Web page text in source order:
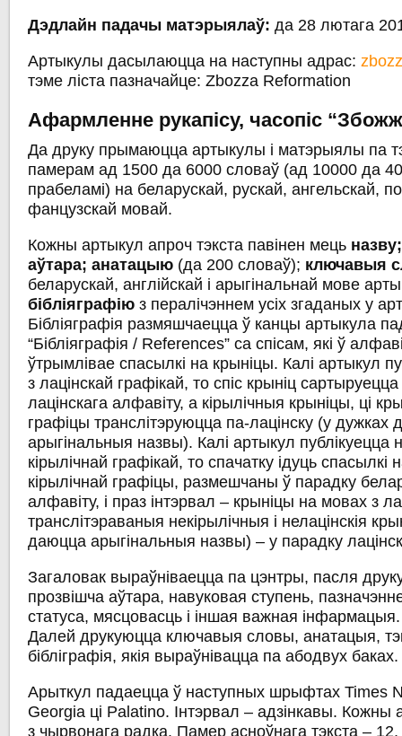
Дэдлайн падачы матэрыялаў:да 28 лютага
Артыкулы дасылаюцца на наступны адрас:
тэме ліста пазначайце: Zbozza Reformation
Афармленне рукапісу, часопіс
Да друку прымаюцца артыкулы і матэрыялы па
памерам ад 1500 да 6000 словаў (ад 10000 да
прабеламі) на беларускай, рускай, ангельскай,
фанцузскай мовай.
Кожны артыкул апроч тэкста павінен мець
аўтара; анатацыю (да 200 словаў); ключавыя
беларускай, англійскай і арыгінальнай мове
бібліяграфію з пералічэннем усіх згаданых у
Бібліяграфія размяшчаецца ў канцы артыкула
“Бібліяграфія / References” са спісам, які ў
ўтрымлівае спасылкі на крыніцы. Калі артыкул
з лацінскай графікай, то спіс крыніц
лацінскага алфавіту, а кірылічныя крыніцы, ці
графіцы транслітэруюцца па-лацінску (у дужках
арыгінальныя назвы). Калі артыкул публікуецца
кірылічнай графікай, то спачатку ідуць спасылкі
кірылічнай графіцы, размешчаны ў парадку
алфавіту, і праз інтэрвал – крыніцы на мовах з
транслітэраваныя некірылічныя і нелацінскія
даюцца арыгінальныя назвы) – у парадку
Загаловак выраўніваецца па цэнтры, пасля
прозвішча аўтара, навуковая ступень,
статуса, мясцовасць і іншая важная
Далей друкуюцца ключавыя словы, анатацыя,
бібліграфія, якія выраўнівацца па абодвух баках.
Арыткул падаецца ў наступных шрыфтах Times
Georgia ці Palatino. Інтэрвал – адзінкавы. Кожны
з чырвонага радка. Памер асноўнага тэкста – 12,